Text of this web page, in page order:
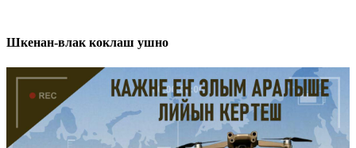
Шкенан-влак коклаш ушно